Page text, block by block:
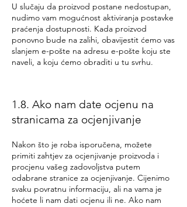
U slučaju da proizvod postane nedostupan,
nudimo vam mogućnost aktiviranja postavke
praćenja dostupnosti. Kada proizvod
ponovno bude na zalihi, obavijestit ćemo vas
slanjem e-pošte na adresu e-pošte koju ste
naveli, a koju ćemo obraditi u tu svrhu.
1.8. Ako nam date ocjenu na
stranicama za ocjenjivanje
Nakon što je roba isporučena, možete
primiti zahtjev za ocjenjivanje proizvoda i
procjenu vašeg zadovoljstva putem
odabrane stranice za ocjenjivanje. Cijenimo
svaku povratnu informaciju, ali na vama je
hoćete li nam dati ocjenu ili ne. Ako nam